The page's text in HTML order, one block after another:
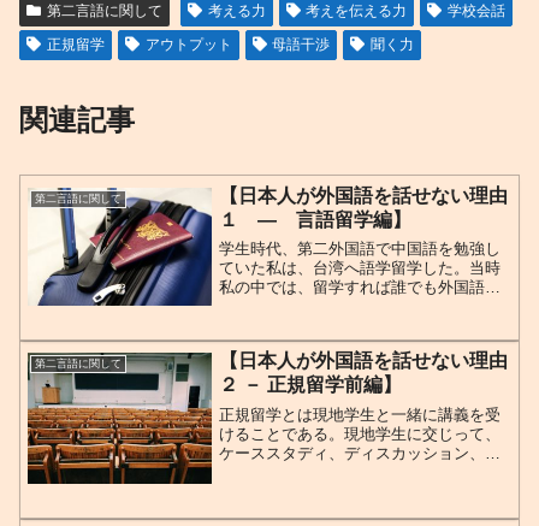
第二言語に関して 考える力 考えを伝える力
学校会話
正規留学
アウトプット 母語干渉 聞く力
関連記事
第二言語に関して
【日本人が外国語を話せない理由
１ ― 言語留学編】
学生時代、第二外国語で中国語を勉強し
ていた私は、台湾へ語学留学した。当時
私の中では、留学すれば誰でも外国語が
こでは、語学留学の現状（筆者視点）と
なぜ話せないのか（スピー...
第二言語に関して
【日本人が外国語を話せない理由
２ － 正規留学前編】
正規留学とは現地学生と一緒に講義を受
けることである。現地学生に交じって、
ケーススタディ、ディスカッション、デ